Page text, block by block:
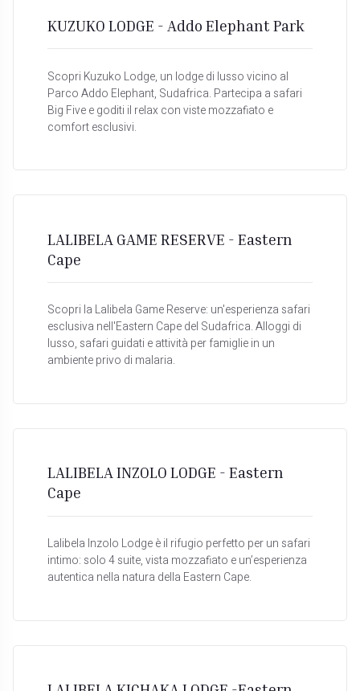
KUZUKO LODGE - Addo Elephant Park
Scopri Kuzuko Lodge, un lodge di lusso vicino al
Parco Addo Elephant, Sudafrica. Partecipa a safari
Big Five e goditi il relax con viste mozzafiato e
comfort esclusivi.
LALIBELA GAME RESERVE - Eastern
Cape
Scopri la Lalibela Game Reserve: un'esperienza safari
esclusiva nell'Eastern Cape del Sudafrica. Alloggi di
lusso, safari guidati e attività per famiglie in un
ambiente privo di malaria.
LALIBELA INZOLO LODGE - Eastern
Cape
Lalibela Inzolo Lodge è il rifugio perfetto per un safari
intimo: solo 4 suite, vista mozzafiato e un’esperienza
autentica nella natura della Eastern Cape.